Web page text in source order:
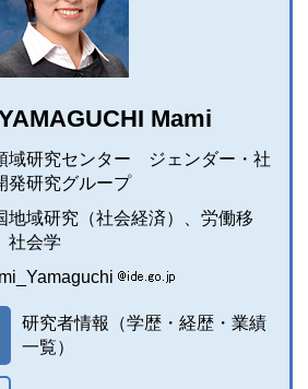
Mami
域研究センター ジェンダー・社
発研究グループ
地域研究（社会経済）、労働移
社会学
研究者情報（学歴・経歴・業績
一覧）